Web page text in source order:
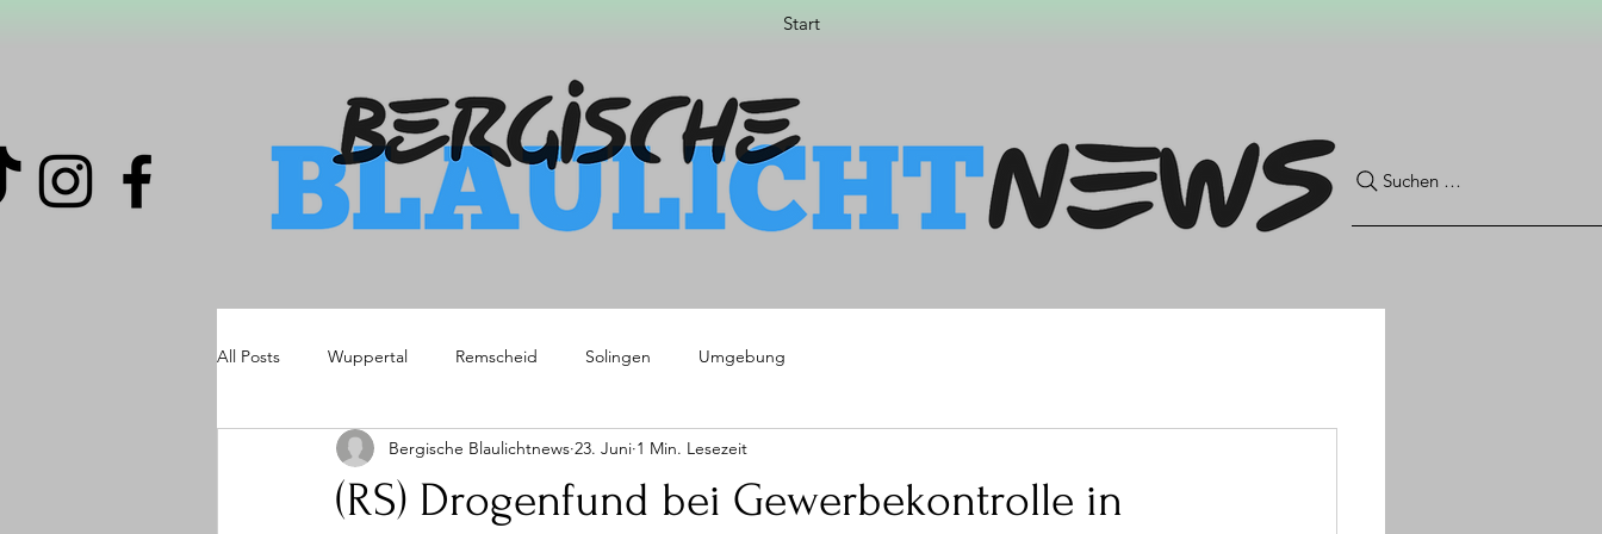
Start
Suchen …
All Posts Wuppertal Remscheid Solingen Umgebung
(RS) Drogenfund bei Gewerbekontrolle in
Bergische Blaulichtnews 23. Juni 1 Min. Lesezeit